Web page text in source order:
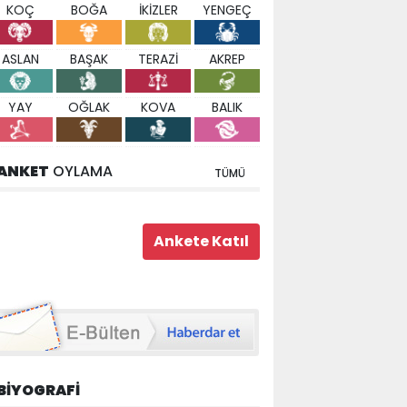
KOÇ BOĞA İKİZLER YENGEÇ
ASLAN BAŞAK TERAZİ AKREP
YAY OĞLAK KOVA BALIK
OYLAMA TÜMÜ